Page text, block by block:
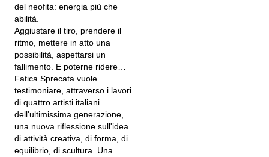
del neofita: energia più che
abilità.
Aggiustare il tiro, prendere il
ritmo, mettere in atto una
possibilità, aspettarsi un
fallimento. E poterne ridere…
Fatica Sprecata vuole
testimoniare, attraverso i lavori
di quattro artisti italiani
dell'ultimissima generazione,
una nuova riflessione sull'idea
di attività creativa, di forma, di
equilibrio, di scultura. Una